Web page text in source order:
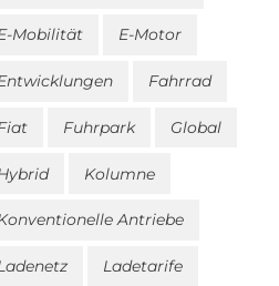
Mobilität E-Motor
Fahrrad
Fuhrpark Global
Kolumne
Antriebe
Ladetarife